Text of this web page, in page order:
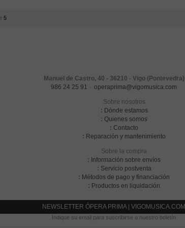
5
Manuel de Castro, 40 - 36210 - Vigo (Pontevedra)
986 24 25 91
operaprima@vigomusica.com
Sobre nosotros
: Dónde estamos
: Quienes somos
: Contacto
: Reparación y mantenimiento
Sobre la compra
: Información sobre envíos
: Servicio postventa
: Métodos de pago y financiación
: Productos en liquidación
NEWSLETTER ÓPERA PRIMA | VIGOMUSICA.COM
Indique su email para suscribirse a nuestro boletín